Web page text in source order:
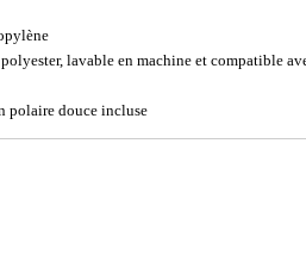
lavable en machine et compatible
polaire douce incluse